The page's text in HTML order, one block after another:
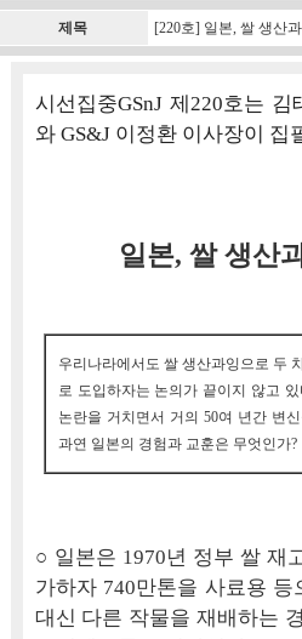
제목 [220호] 일본, 쌀 생산
시선집중GSnJ 제220호는
와 GS&J 이정환 이사장이 집
일본, 쌀 생산
우리나라에서도 쌀 생산과잉으로 두
로 도입하자는 논의가 끝이지 않고
논란을 거치면서 거의 50여 년간 변
과연 일본의 경험과 교훈은 무엇인가?
○ 일본은 1970년 정부 쌀 재
가하자 740만톤을 사료용
대신 다른 작물을 재배하는